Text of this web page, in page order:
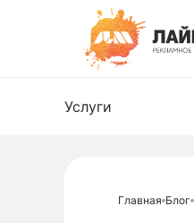
Услуги
Главная Блог